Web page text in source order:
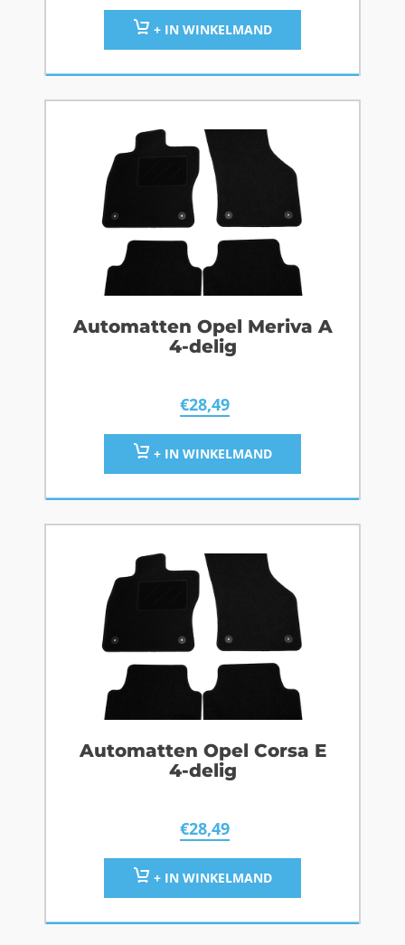
+ IN WINKELMAND
Automatten Opel Meriva A
4-delig
€28,49
+ IN WINKELMAND
Automatten Opel Corsa E
4-delig
€28,49
+ IN WINKELMAND